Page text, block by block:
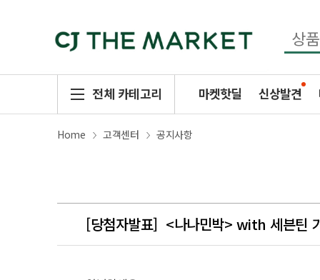
전체 카테고리 마켓핫딜 신상발견
Home 고객센터 공지사항
[당첨자발표] <나나민박> with 세븐틴